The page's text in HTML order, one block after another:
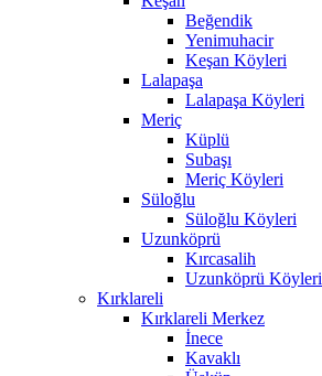
Beğendik
Yenimuhacir
Keşan Köyleri
Lalapaşa
Lalapaşa Köyleri
Meriç
Küplü
Subaşı
Meriç Köyleri
Süloğlu
Süloğlu Köyleri
Uzunköprü
Kırcasalih
Uzunköprü Köyleri
Kırklareli
Kırklareli Merkez
İnece
Kavaklı